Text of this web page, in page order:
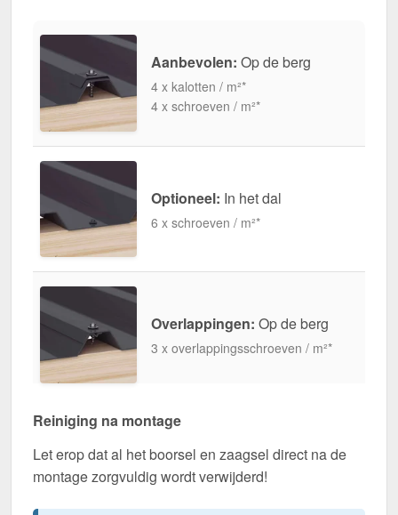
Aanbevolen: Op de berg
4 x kalotten / m²*
4 x schroeven / m²*
Optioneel: In het dal
6 x schroeven / m²*
Overlappingen: Op de berg
3 x overlappingsschroeven / m²*
Reiniging na montage
Let erop dat al het boorsel en zaagsel direct na de
montage zorgvuldig wordt verwijderd!